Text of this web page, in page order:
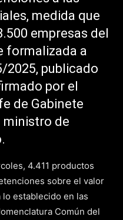
medida que
empresas del
formalizada a
2025, publicado
por el
de Gabinete
ministro de
4.411 productos
sobre el valor
establecido en las
Común del